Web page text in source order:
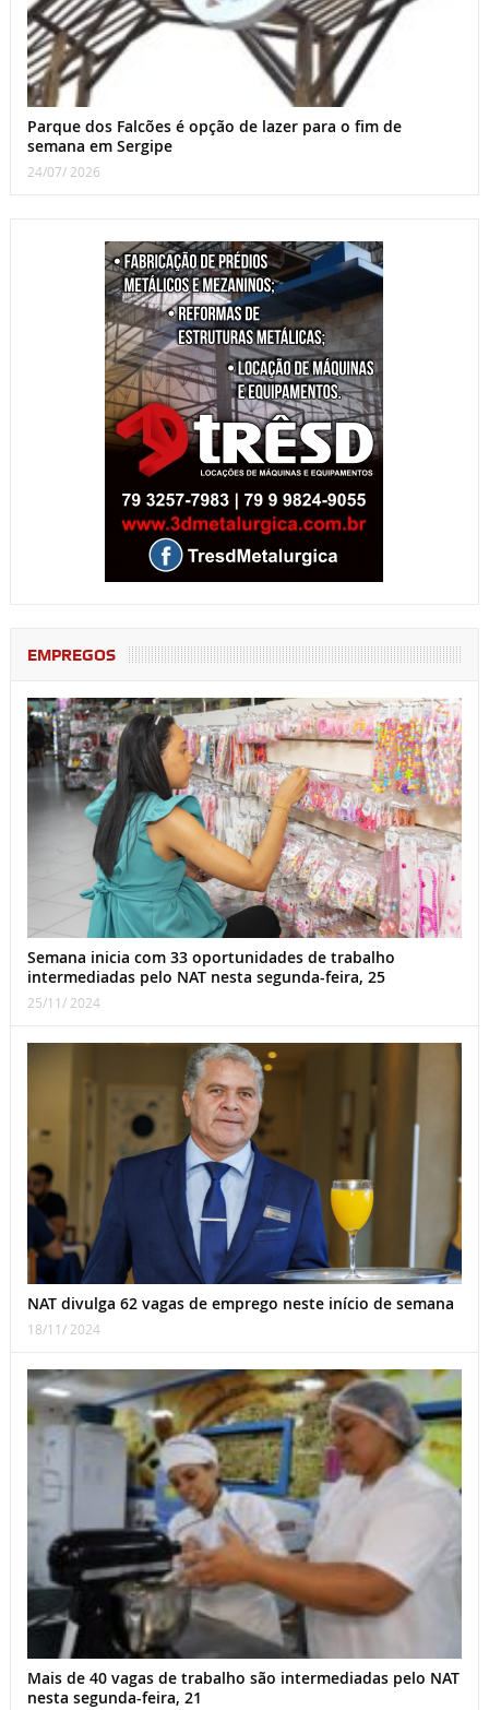
Parque dos Falcões é opção de lazer para o fim de
semana em Sergipe
24/07/ 2026
EMPREGOS
Semana inicia com 33 oportunidades de trabalho
intermediadas pelo NAT nesta segunda-feira, 25
25/11/ 2024
NAT divulga 62 vagas de emprego neste início de semana
18/11/ 2024
Mais de 40 vagas de trabalho são intermediadas pelo NAT
nesta segunda-feira, 21